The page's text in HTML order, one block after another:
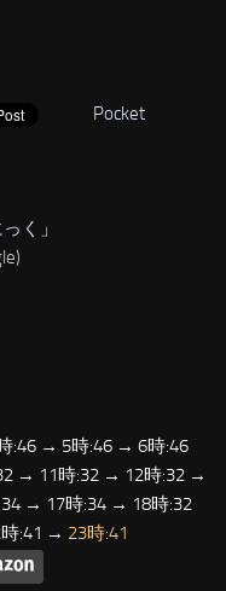
Pocket
く 」
:46 → 5時:46 → 6時:46
→ 11時:32 → 12時:32 →
→ 17時:34 → 18時:32
:41 → 23時:41